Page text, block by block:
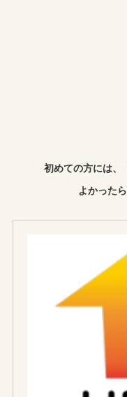
初めての方には、
よかった